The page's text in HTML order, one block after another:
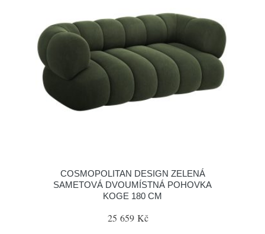
COSMOPOLITAN DESIGN ZELENÁ
SAMETOVÁ DVOUMÍSTNÁ POHOVKA
KOGE 180 CM
25 659 Kč